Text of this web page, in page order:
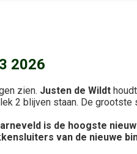
2026
zien. Justen de Wildt
2 blijven staan. De grootste
is de hoogste
van de nieuwe